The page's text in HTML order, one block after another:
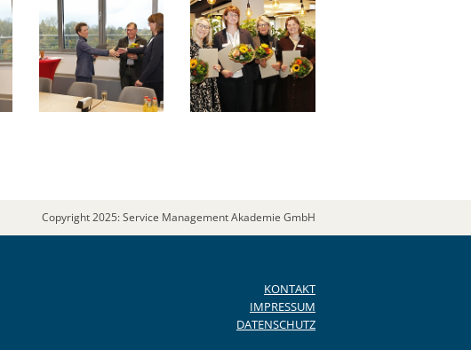
Copyright 2025: Service Management Akademie GmbH
KONTAKT
IMPRESSUM
DATENSCHUTZ